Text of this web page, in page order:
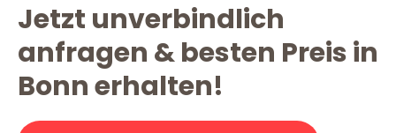
Jetzt unverbindlich
anfragen & besten Preis in
Bonn erhalten!